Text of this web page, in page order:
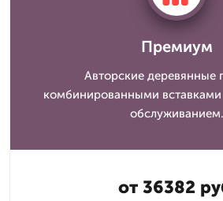
Премиум
Авторские деревянные
комбинированными
обслуживанием.
от 36382